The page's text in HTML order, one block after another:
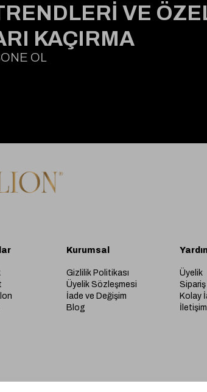
VE
KAÇIRMA
OL
Kurumsal
Gizlilik Politikası
Üyelik Sözleşmesi
İade ve Değişim
Blog
Üyelik
Kolay
İletişim